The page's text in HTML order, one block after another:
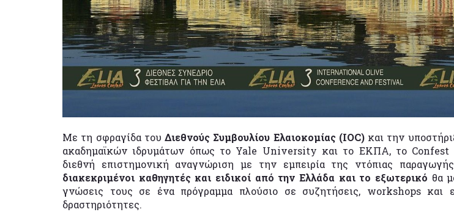
Με τη σφραγίδα τουΔιεθνούς Συμβουλίου Ελαιοκομίας (IOC)και την
ακαδημαϊκών ιδρυμάτων όπως το Yale University και το ΕΚΠΑ, το Confest
διεθνή επιστημονική αναγνώριση με την εμπειρία της ντόπιας
διακεκριμένοι καθηγητές και ειδικοί από την Ελλάδα και το εξωτερικό θα
γνώσεις τους σε ένα πρόγραμμα πλούσιο σε συζητήσεις, workshops και
δραστηριότητες.